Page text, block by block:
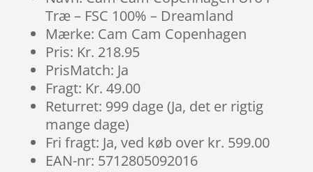
Træ – FSC 100% – Dreamland
Mærke: Cam Cam Copenhagen
Pris: Kr. 218.95
PrisMatch: Ja
Fragt: Kr. 49.00
Returret: 999 dage (Ja, det er rigtig
mange dage)
Fri fragt: Ja, ved køb over kr. 599.00
EAN-nr: 5712805092016